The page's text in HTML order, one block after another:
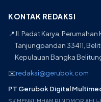
KONTAK REDAKSI
📍Jl. Padat Karya,
Tanjungpandan 33411,
Kepulauan Bangka
✉️redaksi@gerubok.com
PT Gerubok Digital